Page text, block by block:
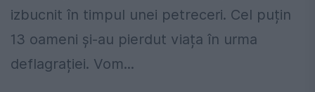
izbucnit în timpul unei petreceri. Cel puțin
13 oameni și-au pierdut viața în urma
deflagrației. Vom...